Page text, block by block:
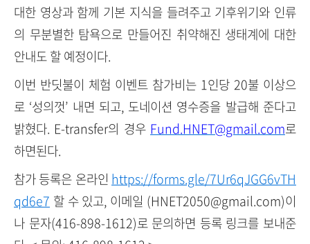
대한 영상과 함께 기본 지식을 들려주고 기후위기와 인류
의 무분별한 탐욕으로 만들어진 취약해진 생태계에 대한
안내도 할 예정이다.
이번 반딧불이 체험 이벤트 참가비는 1인당 20불 이상으
로 ‘성의껏’ 내면 되고, 도네이션 영수증을 발급해 준다고
밝혔다. E-transfer의 경우 Fund.HNET@gmail.com로
하면된다.
참가 등록은 온라인 https://forms.gle/7Ur6qJGG6vTH
qd6e7 할 수 있고, 이메일 (HNET2050@gmail.com)이
나 문자(416-898-1612)로 문의하면 등록 링크를 보내준